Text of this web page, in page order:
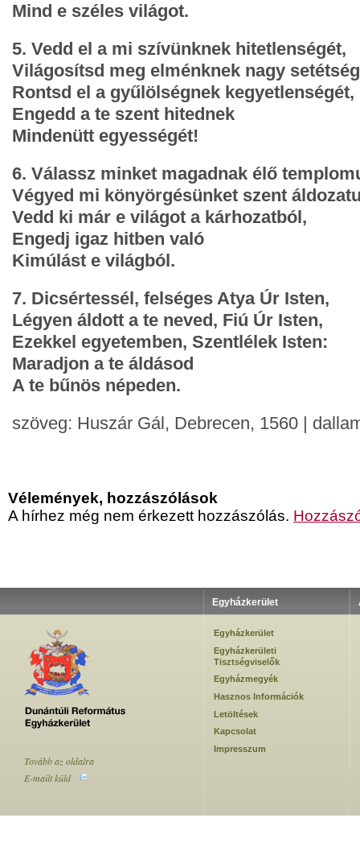
Mind e széles világot.
5. Vedd el a mi szívünknek hitetlenségét,
Világosítsd meg elménknek nagy
Rontsd el a gyűlölségnek kegyetlenségét,
Engedd a te szent hitednek
Mindenütt egyességét!
6. Válassz minket magadnak élő
Végyed mi könyörgésünket szent
Vedd ki már e világot a kárhozatból,
Engedj igaz hitben való
Kimúlást e világból.
7. Dicsértessél, felséges Atya Úr Isten,
Légyen áldott a te neved, Fiú Úr Isten,
Ezekkel egyetemben, Szentlélek Isten:
Maradjon a te áldásod
A te bűnös népeden.
szöveg: Huszár Gál, Debrecen, 1560 |
Vélemények, hozzászólások
A hírhez még nem érkezett hozzászólás.
Egyházkerület
Egyházkerület
Egyházkerületi
Tisztségviselők
Egyházmegyék
Hasznos Információk
Letöltések
Kapcsolat
Impresszum
Tovább az oldalra
E-mailt küld